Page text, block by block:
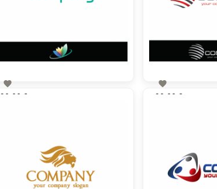

90,00 €

90,00 €